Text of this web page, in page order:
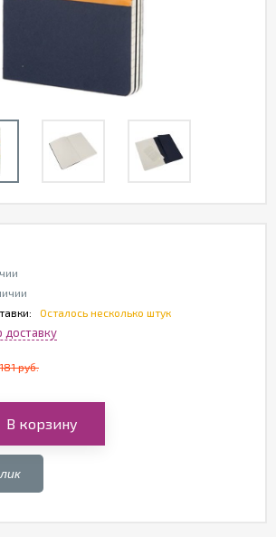
Осталось несколько штук
доставку
руб.
В корзину